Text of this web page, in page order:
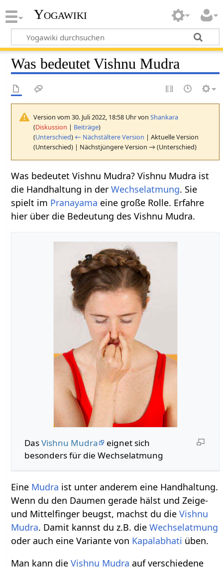
Yogawiki
Was bedeutet Vishnu Mudra
Version vom 30. Juli 2022, 18:58 Uhr vonShankara
(Diskussion | Beiträge)
(Unterschied) ← Nächstältere Version | Aktuelle Version
(Unterschied) | Nächstjüngere Version → (Unterschied)
Was bedeutet Vishnu Mudra? Vishnu Mudra ist
die Handhaltung in derWechselatmung. Sie
spielt im Pranayama eine große Rolle. Erfahre
hier über die Bedeutung des Vishnu Mudra.
DasVishnu Mudra
eignet sich
besonders für die Wechselatmung
Eine Mudra ist unter anderem eine Handhaltung.
Wenn du den Daumen gerade hälst und Zeige-
und Mittelfinger beugst, machst du dieVishnu
Mudra. Damit kannst du z.B. dieWechselatmung
oder auch eine Variante von Kapalabhati üben.
Man kann dieVishnu Mudra auf verschiedene